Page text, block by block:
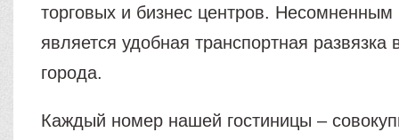
торговых и бизнес центров.
является удобная транспортная развязка
города.
Каждый номер нашей гостиницы –